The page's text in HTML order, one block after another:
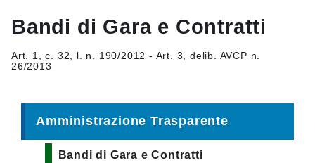
Bandi di Gara e Contratti
Art. 1, c. 32, l. n. 190/2012 - Art. 3, delib. AVCP n.
26/2013
Amministrazione Trasparente
Bandi di Gara e Contratti